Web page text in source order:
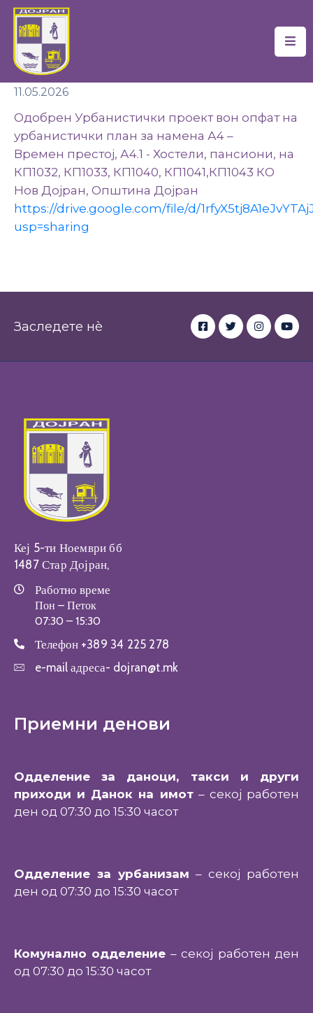
Почетна
Локална
Самоуправа
Новости
Проекти
Документи
Услуги
Настани
11.05.2026
Одобрен Урбанистички проект вон опфат на
урбанистички план за намена А4 –
Времен престој, А4.1 - Хостели, пансиони, на
КП1032, КП1033, КП1040, КП1041,КП1043 КО
Нов Дојран, Општина Дојран
https://drive.google.com/file/d/
usp=sharing
Заследете нè
Кеј 5-ти Ноември бб
1487 Стар Дојран,
Работно време
Пон – Петок
07:30 – 15:30
Телефон +389 34 225 278
e-mail адреса- dojran@t.mk
Приемни денови
Одделение за даноци, такси и други
приходи и Данок на имот– секој работен
ден од 07:30 до 15:30 часот
Одделение за урбанизам – секој работен
ден од 07:30 до 15:30 часот
Комунално одделение – секој работен ден
од 07:30 до 15:30 часот